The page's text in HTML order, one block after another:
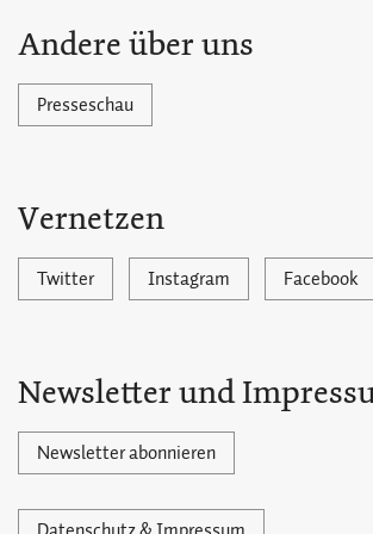
Andere über uns
Presseschau
Vernetzen
Twitter Instagram Facebook
Newsletter und
Newsletter abonnieren